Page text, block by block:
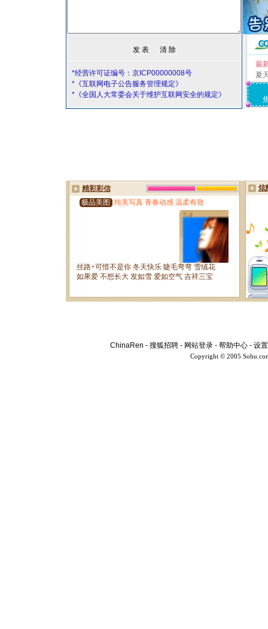
*经营许可证编号：京ICP00000008号
*《互联网电子公告服务管理规定》
*《全国人大常委会关于维护互联网安全的规定》
最
夏
ChinaRen - 搜狐招聘 - 网站登录 - 帮助中心 - 设
Copyright © 2005